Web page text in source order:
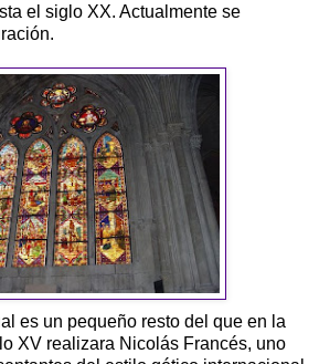
el siglo XX. Actualmente se
es un pequeño resto del que en la
XV realizara Nicolás Francés, uno